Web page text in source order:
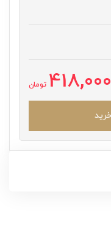
418,000 تومان